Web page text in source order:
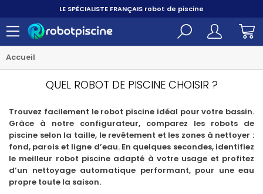
PAYER EN 3X, 4X ET 10Xsans frais par carte bancaire
Accueil
QUEL ROBOT DE PISCINE CHOISIR ?
Trouvez facilement le robot piscine idéal pour votre bassin.
Grâce à notre configurateur, comparez les robots de
piscine selon la taille, le revêtement et les zones à nettoyer :
fond, parois et ligne d’eau. En quelques secondes, identifiez
le meilleur robot piscine adapté à votre usage et profitez
d’un nettoyage automatique performant, pour une eau
propre toute la saison.